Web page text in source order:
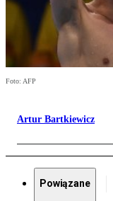
Foto: AFP
Artur Bartkiewicz
Powiązane